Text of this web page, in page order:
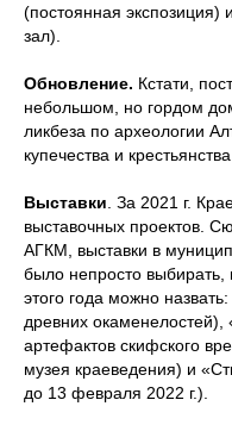
(постоянная экспозиция)
зал).
Обновление. Кстати,
небольшом, но гордом
ликбеза по археологии
купечества и
Выставки . За 2021 г.
выставочных проектов.
АГКМ, выставки в
было непросто
этого года можно
древних окаменелостей),
артефактов скифского
музея краеведения) и
до 13 февраля 2022 г.).